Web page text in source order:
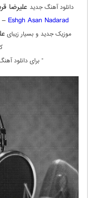
دانلود آهنگ جدید علیرضا
– Eshgh Asan Nadarad
موزیک جدید و بسیار زیبای
” برای دانلود